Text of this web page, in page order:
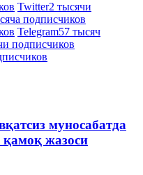
Twitter2 тысячи
подписчиков
Telegram57 тысяч
подписчиков
муносабатда
жазоси